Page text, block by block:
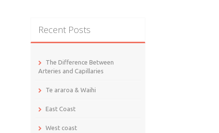
Recent Posts
The Difference Between
Arteries and Capillaries
Te araroa & Waihi
East Coast
West coast